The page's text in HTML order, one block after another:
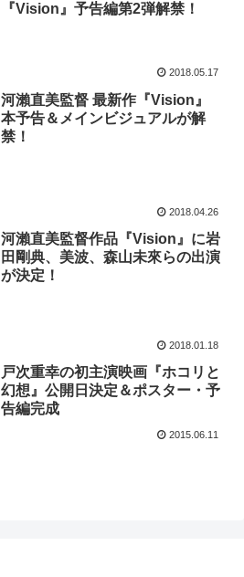
『Vision』予告編第2弾解禁！
2018.05.17
河瀨直美監督 最新作『Vision』
本予告＆メインビジュアルが解
禁！
2018.04.26
河瀨直美監督作品『Vision』に岩
田剛典、美波、森山未來らの出演
が決定！
2018.01.18
戸次重幸の初主演映画『ホコリと
幻想』公開日決定＆ポスター・予
告編完成
2015.06.11